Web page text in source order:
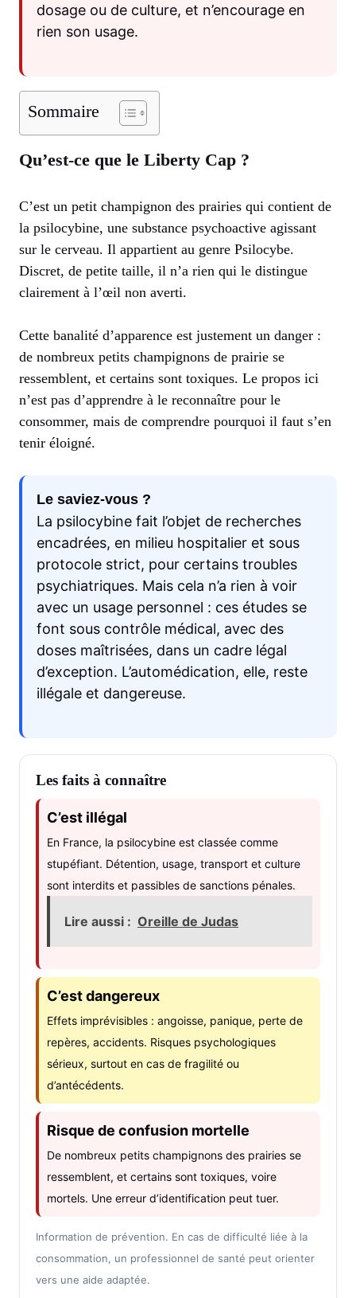
dosage ou de culture, et n’encourage en
rien son usage.
Sommaire
Qu’est-ce que le Liberty Cap ?
C’est un petit champignon des prairies qui contient de
la psilocybine, une substance psychoactive agissant
sur le cerveau. Il appartient au genre Psilocybe.
Discret, de petite taille, il n’a rien qui le distingue
clairement à l’œil non averti.
Cette banalité d’apparence est justement un danger :
de nombreux petits champignons de prairie se
ressemblent, et certains sont toxiques. Le propos ici
n’est pas d’apprendre à le reconnaître pour le
consommer, mais de comprendre pourquoi il faut s’en
tenir éloigné.
Le saviez-vous ?
La psilocybine fait l’objet de recherches
encadrées, en milieu hospitalier et sous
protocole strict, pour certains troubles
psychiatriques. Mais cela n’a rien à voir
avec un usage personnel : ces études se
font sous contrôle médical, avec des
doses maîtrisées, dans un cadre légal
d’exception. L’automédication, elle, reste
illégale et dangereuse.
Les faits à connaître
C’est illégal
En France, la psilocybine est classée comme
stupéfiant. Détention, usage, transport et culture
sont interdits et passibles de sanctions pénales.
Lire aussi : Oreille de Judas
C’est dangereux
Effets imprévisibles : angoisse, panique, perte de
repères, accidents. Risques psychologiques
sérieux, surtout en cas de fragilité ou
d’antécédents.
Risque de confusion mortelle
De nombreux petits champignons des prairies se
ressemblent, et certains sont toxiques, voire
mortels. Une erreur d’identification peut tuer.
Information de prévention. En cas de difficulté liée à la
consommation, un professionnel de santé peut orienter
vers une aide adaptée.